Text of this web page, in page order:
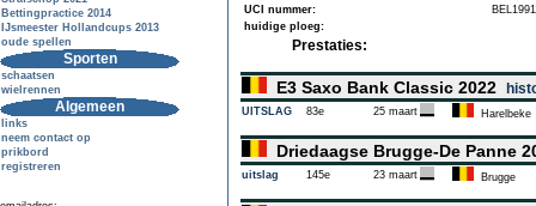
Bettingpractice 2014
IJsmeester Hollandcups 2013
oude spellen
Sporten
schaatsen
wielrennen
Algemeen
links
neem contact op
prikbord
registreren
UCI nummer:
huidige ploeg:
Prestaties:
E3 Saxo Bank Classic 2022
UITSLAG 83e 25 maart Harelbeke
Driedaagse Brugge-De Panne
uitslag 145e 23 maart Brugge